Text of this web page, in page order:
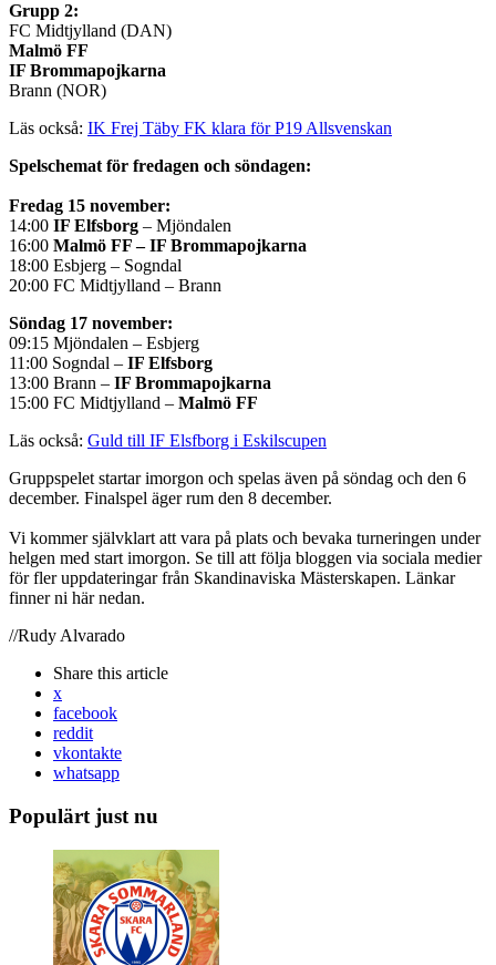
Grupp 2:
FC Midtjylland (DAN)
Malmö FF
IF Brommapojkarna
Brann (NOR)
Läs också: IK Frej Täby FK klara för P19 Allsvenskan
Spelschemat för fredagen och söndagen:
Fredag 15 november:
14:00 IF Elfsborg – Mjöndalen
16:00 Malmö FF – IF Brommapojkarna
18:00 Esbjerg – Sogndal
20:00 FC Midtjylland – Brann
Söndag 17 november:
09:15 Mjöndalen – Esbjerg
11:00 Sogndal – IF Elfsborg
13:00 Brann – IF Brommapojkarna
15:00 FC Midtjylland – Malmö FF
Läs också: Guld till IF Elsfborg i Eskilscupen
Gruppspelet startar imorgon och spelas även på söndag och den 6
december. Finalspel äger rum den 8 december.
Vi kommer självklart att vara på plats och bevaka turneringen under
helgen med start imorgon. Se till att följa bloggen via sociala medier
för fler uppdateringar från Skandinaviska Mästerskapen. Länkar
finner ni här nedan.
//Rudy Alvarado
Share this article
x
facebook
reddit
vkontakte
whatsapp
Populärt just nu